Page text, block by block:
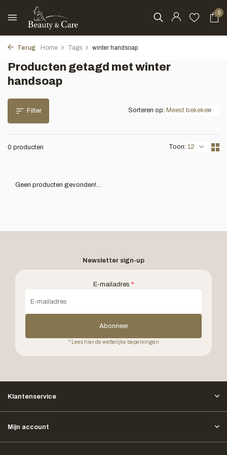
0
Terug Home Tags winter handsoap
Producten getagd met winter
handsoap
Filter
0 producten Toon:
Sorteren op:
Geen producten gevonden!...
Newsletter sign-up
E-mailadres *
Abonneer
* Lees hier de wettelijke beperkingen
Klantenservice
Mijn account